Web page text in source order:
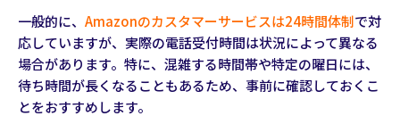
一般的に、 Amazonのカスタマーサービスは24時間体制で対
応していますが、実際の電話受付時間は状況によって異なる
場合があります。特に、混雑する時間帯や特定の曜日には、
待ち時間が長くなることもあるため、事前に確認しておくこ
とをおすすめします。